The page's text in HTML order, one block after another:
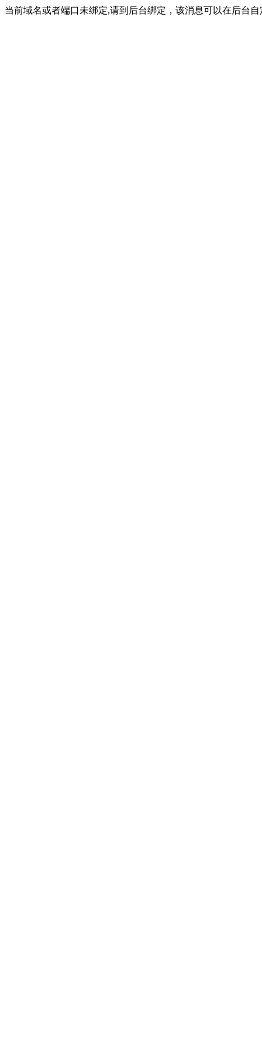
当前域名或者端口未绑定,请到后台绑定，该消息可以在后台自